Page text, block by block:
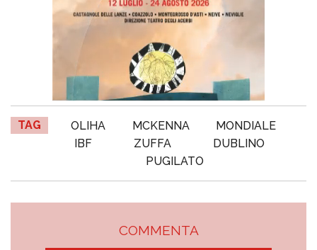
TAG OLIHA MCKENNA
MONDIALE
IBF
ZUFFA
DUBLINO
PUGILATO
COMMENTA